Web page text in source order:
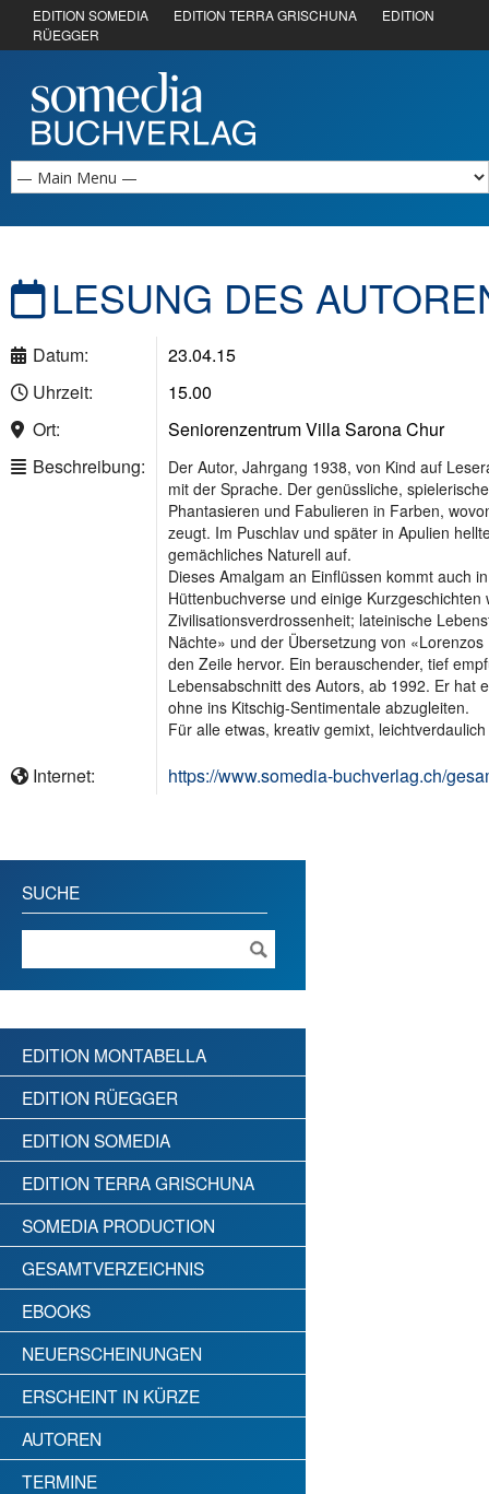
EDITION SOMEDIA EDITION TERRA GRISCHUNA
EDITION
RÜEGGER
LESUNG DES
Datum:
23.04.15
Uhrzeit:
15.00
Ort:
Seniorenzentrum Villa Sarona Chur
Beschreibung:
Der Autor, Jahrgang 1938, von Kind auf
mit der Sprache. Der genüssliche,
Phantasieren und Fabulieren in Farben,
zeugt. Im Puschlav und später in Apulien
gemächliches Naturell auf.
Dieses Amalgam an Einflüssen kommt auch
Hüttenbuchverse und einige
Zivilisationsverdrossenheit; lateinische
Nächte» und der Übersetzung von
den Zeile hervor. Ein berauschender, tief
Lebensabschnitt des Autors, ab 1992. Er hat
ohne ins Kitschig-Sentimentale abzugleiten.
Für alle etwas, kreativ gemixt,
Internet: https://www.somedia-buchverlag.ch/
SUCHE
EDITION MONTABELLA
EDITION RÜEGGER
EDITION SOMEDIA
EDITION TERRA GRISCHUNA
SOMEDIA PRODUCTION
GESAMTVERZEICHNIS
EBOOKS
NEUERSCHEINUNGEN
ERSCHEINT IN KÜRZE
AUTOREN
TERMINE